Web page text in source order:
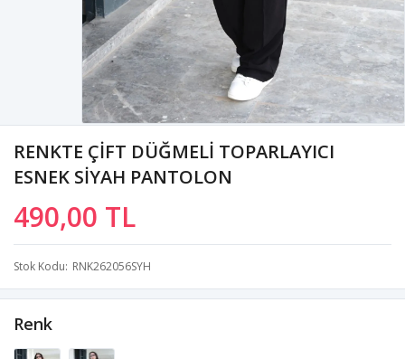
RENKTE ÇİFT DÜĞMELİ TOPARLAYICI
ESNEK SİYAH PANTOLON
490,00 TL
Stok Kodu RNK262056SYH
Renk